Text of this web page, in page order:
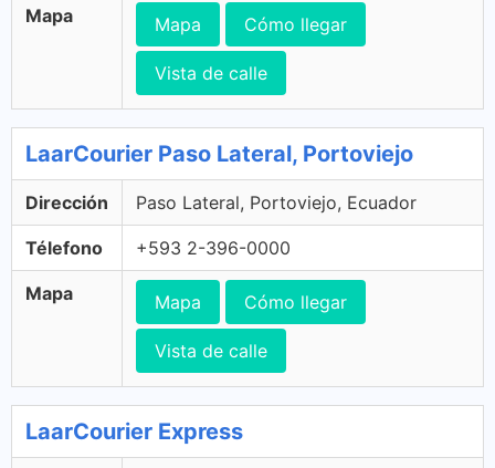
Mapa Mapa Cómo llegar
Vista de calle
LaarCourier Paso Lateral, Portoviejo
Dirección Paso Lateral, Portoviejo, Ecuador
Télefono +593 2-396-0000
Mapa Mapa Cómo llegar
Vista de calle
LaarCourier Express